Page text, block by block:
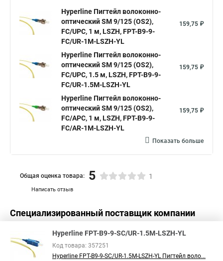
Hyperline Пигтейл волоконно-
оптический SM 9/125 (OS2),
FC/UPC, 1 м, LSZH, FPT-B9-9-
FC/UR-1M-LSZH-YL
159,75 ₽
Hyperline Пигтейл волоконно-
оптический SM 9/125 (OS2),
FC/UPC, 1.5 м, LSZH, FPT-B9-9-
FC/UR-1.5M-LSZH-YL
159,75 ₽
Hyperline Пигтейл волоконно-
оптический SM 9/125 (OS2),
FC/APC, 1 м, LSZH, FPT-B9-9-
FC/AR-1M-LSZH-YL
159,75 ₽
Показать больше
Написать отзыв
Общая оценка товара: 5 1
Специализированный поставщик компании
Hyperline FPT-B9-9-SC/UR-1.5M-LSZH-YL
Код товара: 357251
Hyperline FPT-B9-9-SC/UR-1.5M-LSZH-YL Пигтейл воло...